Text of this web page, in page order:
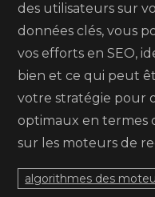
des utilisateurs sur
données clés, vous
vos efforts en SEO,
bien et ce qui peut
votre stratégie pour
optimaux en termes
sur les moteurs de
algorithmes des